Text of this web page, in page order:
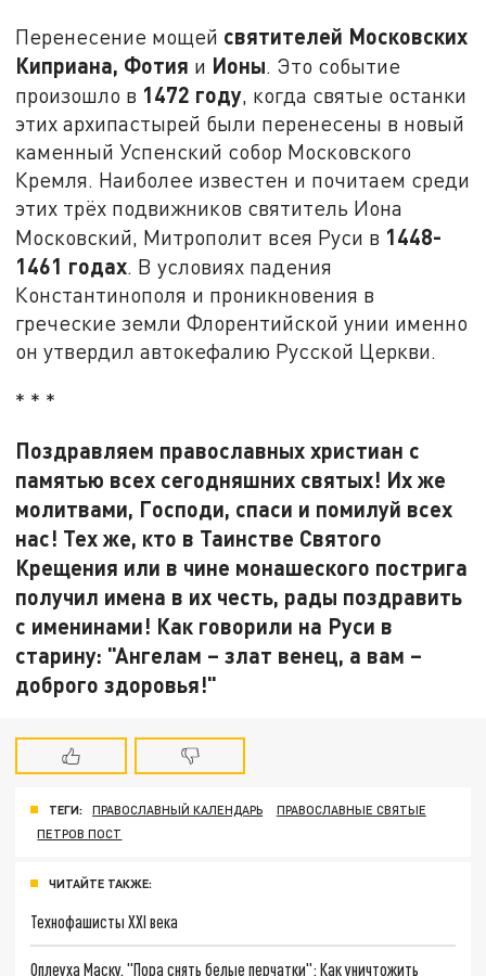
Перенесение мощей святителей Московских
Киприана, Фотия и Ионы. Это событие
произошло в 1472 году, когда святые останки
этих архипастырей были перенесены в новый
каменный Успенский собор Московского
Кремля. Наиболее известен и почитаем среди
этих трёх подвижников святитель Иона
Московский, Митрополит всея Руси в 1448-
1461 годах. В условиях падения
Константинополя и проникновения в
греческие земли Флорентийской унии именно
он утвердил автокефалию Русской Церкви.
* * *
Поздравляем православных христиан с
памятью всех сегодняшних святых! Их же
молитвами, Господи, спаси и помилуй всех
нас! Тех же, кто в Таинстве Святого
Крещения или в чине монашеского пострига
получил имена в их честь, рады поздравить
с именинами! Как говорили на Руси в
старину: "Ангелам – злат венец, а вам –
доброго здоровья!"
ТЕГИ: ПРАВОСЛАВНЫЙ КАЛЕНДАРЬ
ПРАВОСЛАВНЫЕ СВЯТЫЕ
ПЕТРОВ ПОСТ
ЧИТАЙТЕ ТАКЖЕ:
Технофашисты XXI века
Оплеуха Маску. "Пора снять белые перчатки": Как уничтожить